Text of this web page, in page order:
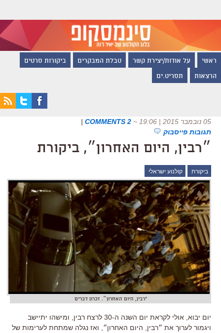
ראשי על אודות/יצירת קשר טבלת המבקרים ביקורות סרטים
הרצאות תסריט.ים
05 נובמבר 2015 | 19:06 ~
2 COMMENTS
|
תגובות פייסבוק
״רבין, היום האחרון״, ביקורת
ביקורת קולנוע ישראלי
"רבין, היום האחרון״. זכרון דברים
יום יבוא, אולי לקראת יום השנה ה-30 לרצח רבין, ומישהו יתיישב
ויגמור לערוך את ״רבין, היום האחרון״, ואז נגלה שמתחת לערימות של